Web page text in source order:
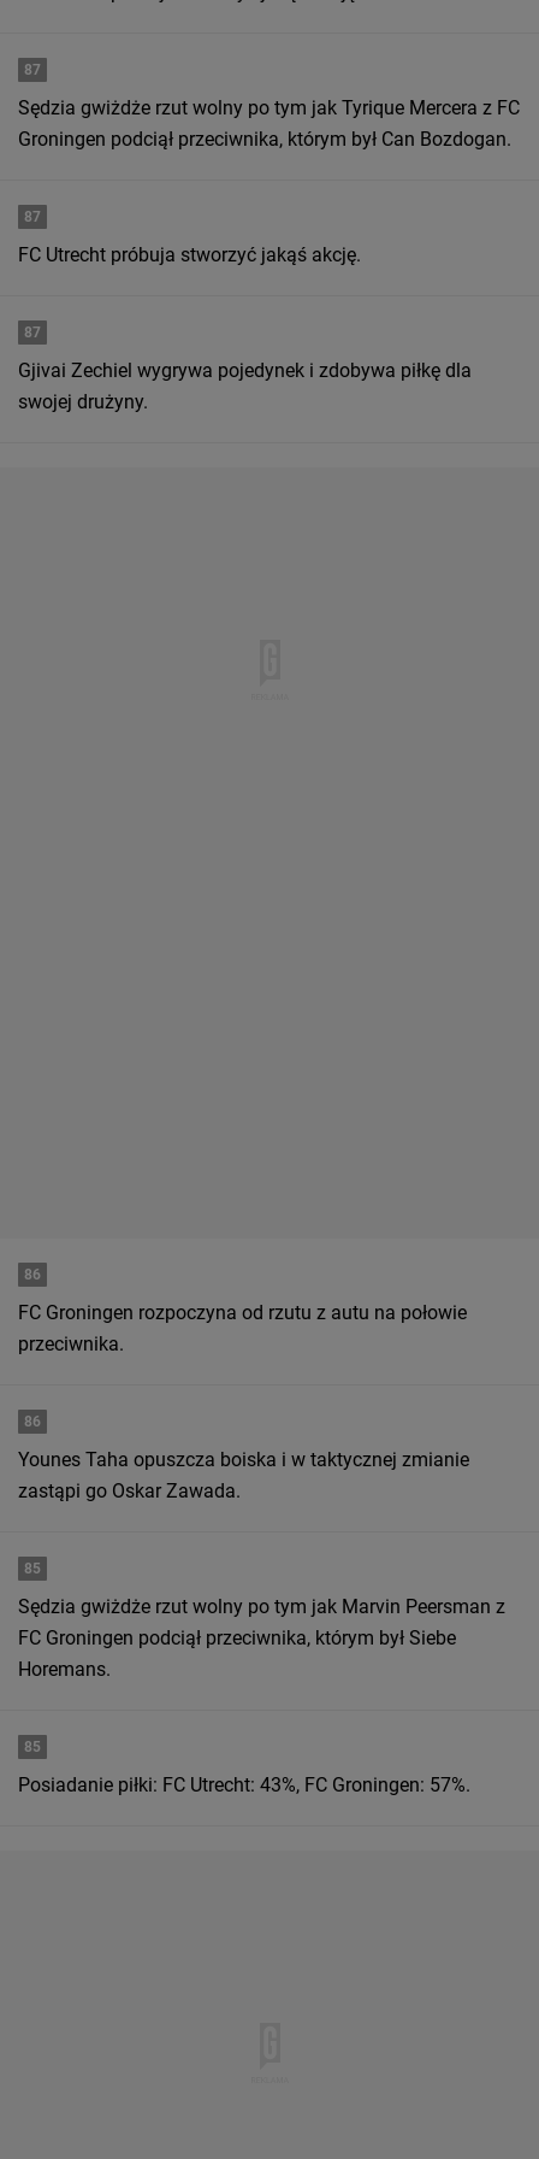
87
Sędzia gwiżdże rzut wolny po tym jak Tyrique Mercera z FC
Groningen podciął przeciwnika, którym był Can Bozdogan.
87
FC Utrecht próbuja stworzyć jakąś akcję.
87
Gjivai Zechiel wygrywa pojedynek i zdobywa piłkę dla
swojej drużyny.
86
FC Groningen rozpoczyna od rzutu z autu na połowie
przeciwnika.
86
Younes Taha opuszcza boiska i w taktycznej zmianie
zastąpi go Oskar Zawada.
85
Sędzia gwiżdże rzut wolny po tym jak Marvin Peersman z
FC Groningen podciął przeciwnika, którym był Siebe
Horemans.
85
Posiadanie piłki: FC Utrecht: 43%, FC Groningen: 57%.